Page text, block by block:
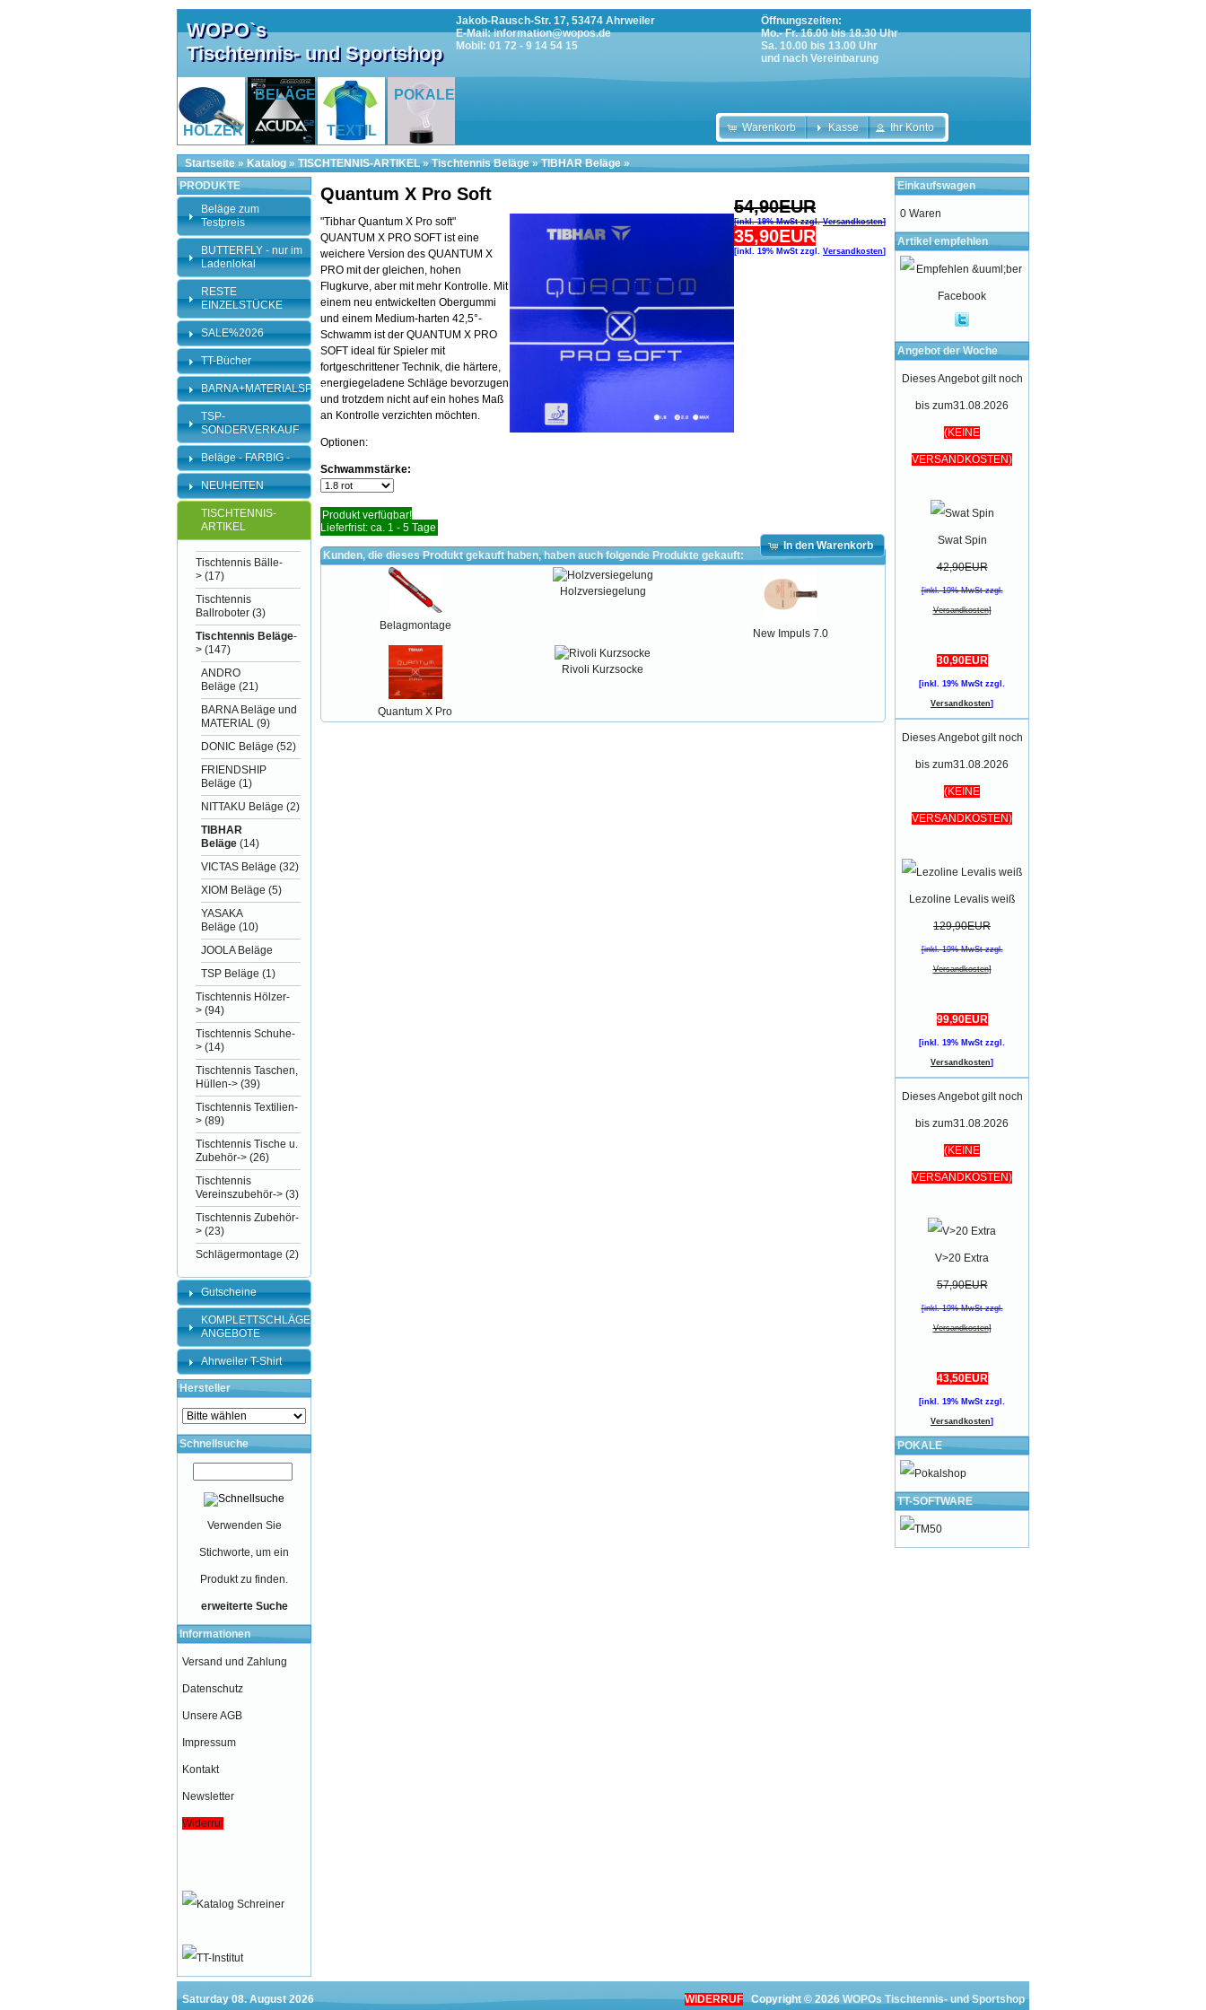
WOPO`s
Tischtennis- und Sportshop
Jakob-Rausch-Str. 17, 53474 Ahrweiler
E-Mail: information@wopos.de
Mobil: 01 72 - 9 14 54 15
Öffnungszeiten:
Mo.- Fr. 16.00 bis 18.30 Uhr
Sa. 10.00 bis 13.00 Uhr
und nach Vereinbarung
HÖLZER
BELÄGE
TEXTIL
POKALE
Warenkorb Kasse Ihr Konto
Startseite » Katalog » TISCHTENNIS-ARTIKEL»Tischtennis Beläge»TIBHAR Beläge»
54,90EUR
[inkl. 19% MwSt zzgl.Versandkosten]
35,90EUR
[inkl. 19% MwSt zzgl. Versandkosten]
Quantum X Pro Soft
"Tibhar Quantum X Pro soft"
QUANTUM X PRO SOFT ist eine
weichere Version des QUANTUM X
PRO mit der gleichen, hohen
Flugkurve, aber mit mehr Kontrolle. Mit
einem neu entwickelten Obergummi
und einem Medium-harten 42,5°-
Schwamm ist der QUANTUM X PRO
SOFT ideal für Spieler mit
fortgeschrittener Technik, die härtere,
energiegeladene Schläge bevorzugen
und trotzdem nicht auf ein hohes Maß
an Kontrolle verzichten möchten.
Optionen:
Schwammstärke:
Produkt verfügbar!
Lieferfrist: ca. 1 - 5 Tage
In den Warenkorb
Kunden, die dieses Produkt gekauft haben, haben auch folgende Produkte gekauft:
Belagmontage
Holzversiegelung
New Impuls 7.0
Quantum X Pro
Rivoli Kurzsocke
PRODUKTE
Beläge zum
Testpreis
BUTTERFLY - nur im
Ladenlokal
RESTE
EINZELSTÜCKE
SALE%2026
TT-Bücher
BARNA+MATERIALSPEZI
TSP-
SONDERVERKAUF
Beläge - FARBIG -
NEUHEITEN
TISCHTENNIS-
ARTIKEL
Tischtennis Bälle-
> (17)
Tischtennis
Ballroboter (3)
Tischtennis Beläge-
> (147)
ANDRO
Beläge (21)
BARNA Beläge und
MATERIAL (9)
DONIC Beläge (52)
FRIENDSHIP
Beläge (1)
NITTAKU Beläge (2)
TIBHAR
Beläge (14)
VICTAS Beläge (32)
XIOM Beläge (5)
YASAKA
Beläge (10)
JOOLA Beläge
TSP Beläge (1)
Tischtennis Hölzer-
> (94)
Tischtennis Schuhe-
> (14)
Tischtennis Taschen,
Hüllen-> (39)
Tischtennis Textilien-
> (89)
Tischtennis Tische u.
Zubehör-> (26)
Tischtennis
Vereinszubehör-> (3)
Tischtennis Zubehör-
> (23)
Schlägermontage (2)
Gutscheine
KOMPLETTSCHLÄGER-
ANGEBOTE
Ahrweiler T-Shirt
Hersteller
Schnellsuche
Verwenden Sie
Stichworte, um ein
Produkt zu finden.
erweiterte Suche
Informationen
Versand und Zahlung
Datenschutz
Unsere AGB
Impressum
Kontakt
Newsletter
Widerruf
Einkaufswagen
0 Waren
Artikel empfehlen
Angebot der Woche
Dieses Angebot gilt noch
bis zum31.08.2026
(KEINE
VERSANDKOSTEN)
Swat Spin
42,90EUR
[inkl. 19% MwSt zzgl.
Versandkosten]
30,90EUR
[inkl. 19% MwSt zzgl.
Versandkosten]
Dieses Angebot gilt noch
bis zum31.08.2026
(KEINE
VERSANDKOSTEN)
Lezoline Levalis weiß
129,90EUR
[inkl. 19% MwSt zzgl.
Versandkosten]
99,90EUR
[inkl. 19% MwSt zzgl.
Versandkosten]
Dieses Angebot gilt noch
bis zum31.08.2026
(KEINE
VERSANDKOSTEN)
V>20 Extra
57,90EUR
[inkl. 19% MwSt zzgl.
Versandkosten]
43,50EUR
[inkl. 19% MwSt zzgl.
Versandkosten]
POKALE
TT-SOFTWARE
Saturday 08. August 2026 WIDERRUFCopyright © 2026 WOPOs Tischtennis- und Sportshop